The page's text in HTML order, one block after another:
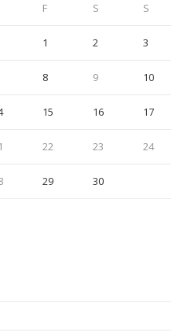
F S S
1 2 3
8 9 10
15 16 17
22 23 24
29 30